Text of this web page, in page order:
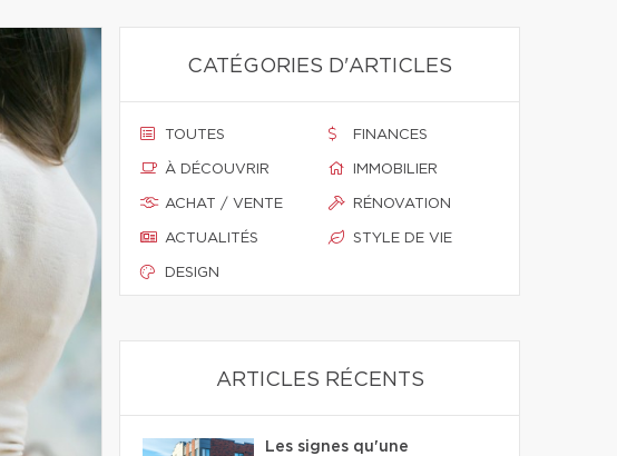
CATÉGORIES D'ARTICLES
TOUTES
À DÉCOUVRIR
ACHAT / VENTE
ACTUALITÉS
DESIGN
FINANCES
IMMOBILIER
RÉNOVATION
STYLE DE VIE
ARTICLES RÉCENTS
Les signes qu'une